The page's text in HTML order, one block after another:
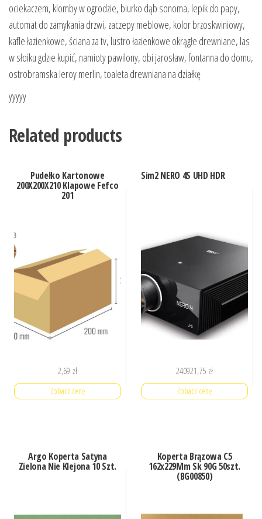
ociekaczem, klomby w ogrodzie, biurko dąb sonoma, lepik do papy,
automat do zamykania drzwi, zaczepy meblowe, kolor brzoskwiniowy,
kafle łazienkowe, ściana za tv, lustro łazienkowe okrągłe drewniane, las
w słoiku gdzie kupić, namioty pawilony, obi jarosław, fontanna do domu,
ostrobramska leroy merlin, toaleta drewniana na działkę
yyyyy
Related products
Pudełko Kartonowe
200X200X210 Klapowe Fefco
201
2,69 zł
Zobacz cenę
Sim2 NERO 4S UHD HDR
240921,75 zł
Zobacz cenę
Argo Koperta Satyna
Zielona Nie Klejona 10 Szt.
Koperta Brązowa C5
162x229Mm Sk 90G 50szt.
(BG00850)